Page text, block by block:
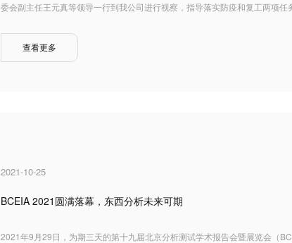
委会副主任王元真等领导一行到我公司进行视察，指导落实防疫和复工两项任
查看更多
2021-10-25
BCEIA 2021圆满落幕，东西分析未来可期
2021年9月29日，为期三天的第十九届北京分析测试学术报告会暨展览会（